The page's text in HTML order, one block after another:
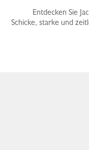
Entdecken Sie
Schicke, starke und